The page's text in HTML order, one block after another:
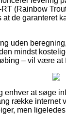
(Rainbow
de garanteret
uden
mindst
– vil være at
at søge
række
men